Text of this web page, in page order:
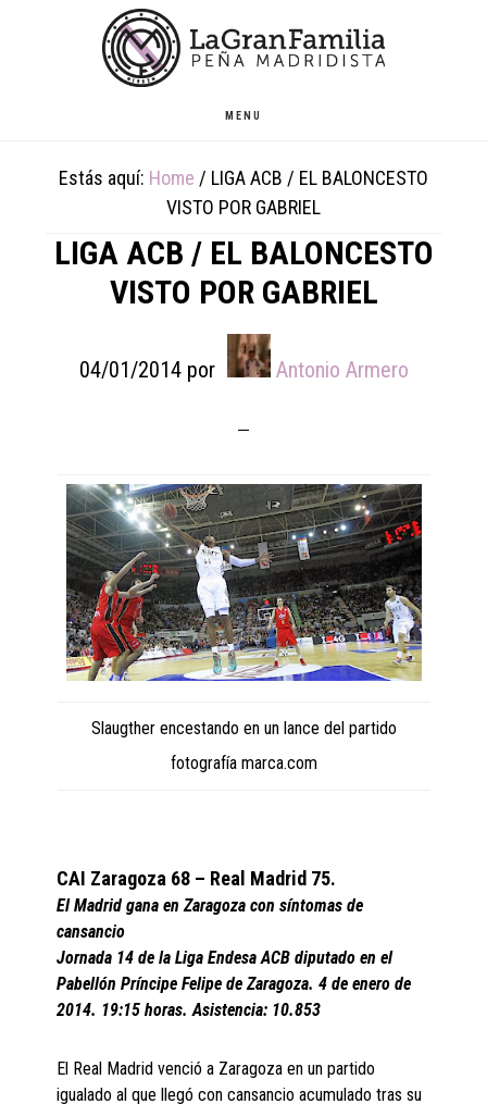
MENU
Estás aquí: Home / LIGA ACB / EL BALONCESTO
VISTO POR GABRIEL
LIGA ACB / EL BALONCESTO
VISTO POR GABRIEL
04/01/2014por Antonio Armero
Slaugther encestando en un lance del partido
fotografía marca.com
CAI Zaragoza 68 – Real Madrid 75.
El Madrid gana en Zaragoza con síntomas de
cansancio
Jornada 14 de la Liga Endesa ACB diputado en el
Pabellón Príncipe Felipe de Zaragoza. 4 de enero de
2014. 19:15 horas. Asistencia: 10.853
El Real Madrid venció a Zaragoza en un partido
igualado al que llegó con cansancio acumulado tras su